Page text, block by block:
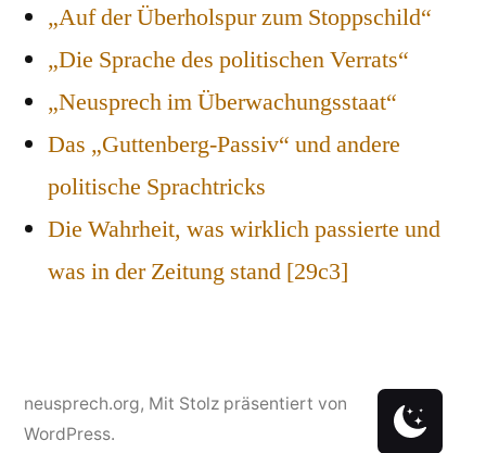
„Auf der Überholspur zum Stoppschild“
„Die Sprache des politischen Verrats“
„Neusprech im Überwachungsstaat“
Das „Guttenberg-Passiv“ und andere
politische Sprachtricks
Die Wahrheit, was wirklich passierte und
was in der Zeitung stand [29c3]
neusprech.org, Mit Stolz präsentiert von
WordPress.